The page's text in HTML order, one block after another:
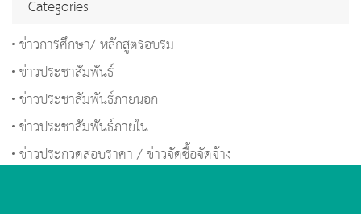
Categories
ข่าวการศึกษา/ หลักสูตรอบรม
ข่าวประชาสัมพันธ์
ข่าวประชาสัมพันธ์ภายนอก
ข่าวประชาสัมพันธ์ภายใน
ข่าวประกวดสอบราคา / ข่าวจัดซื้อจัดจ้าง